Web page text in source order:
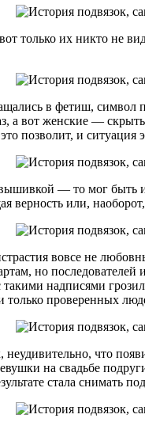
только их никто не
в фетиш,
а вот женские —
позволит, и ситуация
— то мог
или,
вовсе не
но
надписями
только проверенных
что
на свадьбе
стала снимать